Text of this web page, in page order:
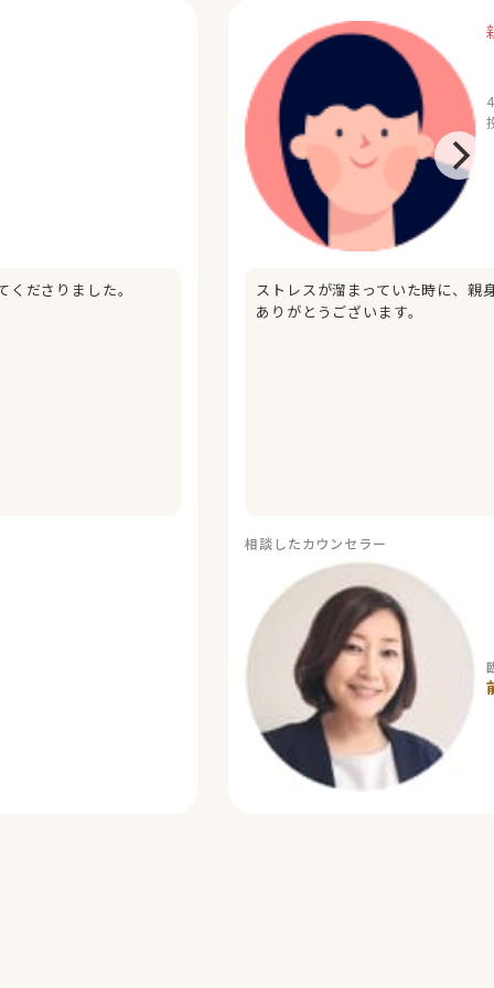
ださりました。
ストレスが溜まっていた時に、親
ありがとうございます。
相談したカウンセラー